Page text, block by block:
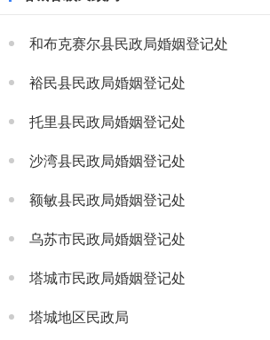
和布克赛尔县民政局婚姻登记处
裕民县民政局婚姻登记处
托里县民政局婚姻登记处
沙湾县民政局婚姻登记处
额敏县民政局婚姻登记处
乌苏市民政局婚姻登记处
塔城市民政局婚姻登记处
塔城地区民政局